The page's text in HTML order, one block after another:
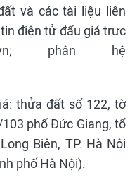
và các tài liệu liên
điện tử đấu giá trực
phân hệ
thửa đất số 122, tờ
phố Đức Giang, tổ
Biên, TP. Hà Nội
phố Hà Nội).